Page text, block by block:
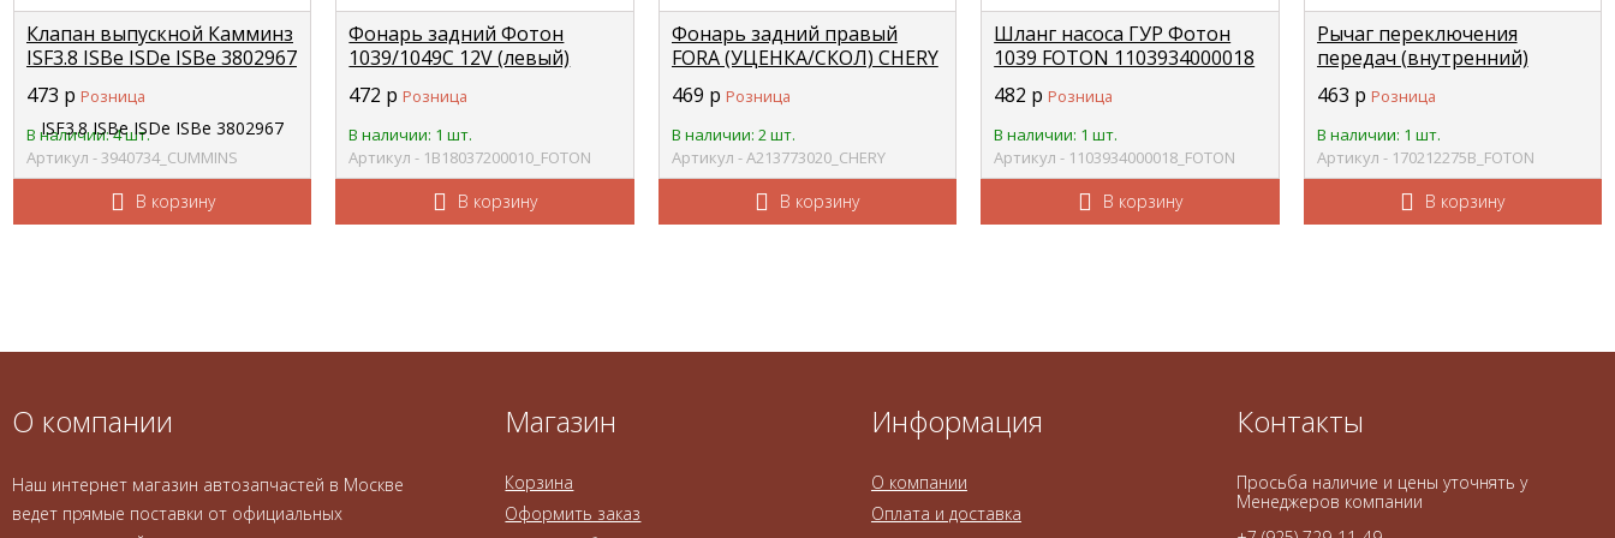
Клапан выпускной Камминз
ISF3.8 ISBe ISDe ISBe 3802967
(Оригинал) О+ CUMMINS
3940734
473 р Розница
В наличии: 4 шт.
Артикул - 3940734_CUMMINS
В корзину
Фонарь задний Фотон
1039/1049С 12V (левый)
FOTON 1B18037200010
472 р Розница
В наличии: 1 шт.
Артикул - 1B18037200010_FOTON
В корзину
Фонарь задний правый
FORA (УЦЕНКА/СКОЛ) CHERY
A21-3773020
469 р Розница
В наличии: 2 шт.
Артикул - A213773020_CHERY
В корзину
Шланг насоса ГУР Фотон
1039 FOTON 1103934000018
482 р Розница
В наличии: 1 шт.
Артикул - 1103934000018_FOTON
В корзину
Рычаг переключения
передач (внутренний)
Фотон-1099 FOTON
1702122-75В
463 р Розница
В наличии: 1 шт.
Артикул - 170212275В_FOTON
В корзину
О компании
Наш интернет магазин автозапчастей в Москве
ведет прямые поставки от официальных
Магазин
Корзина
Оформить заказ
Информация
О компании
Оплата и доставка
Контакты
Просьба наличие и цены уточнять у
Менеджеров компании